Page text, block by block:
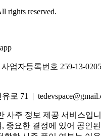
rights reserved.
업자등록번호 259-13-
로 71 |
사주 정보 제공 서비스입
중요한 결정에 있어 공인